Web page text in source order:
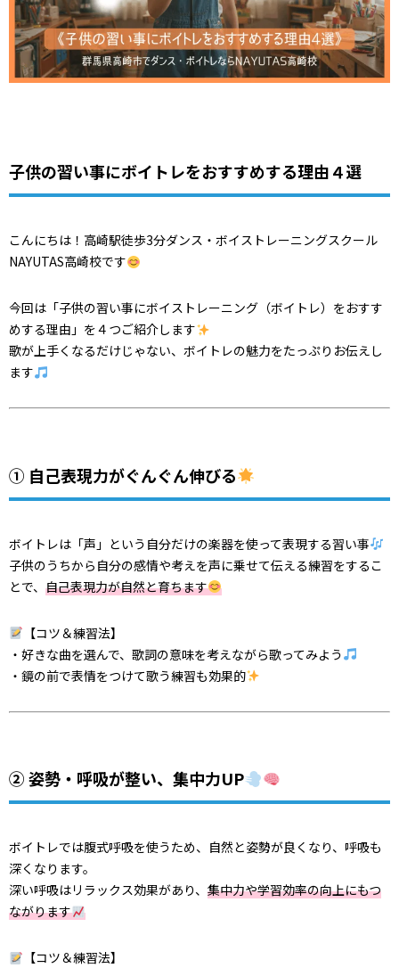
子供の習い事にボイトレをおすすめする理由４選
こんにちは！高崎駅徒歩3分ダンス・ボイストレーニングスクール
NAYUTAS高崎校です
今回は「子供の習い事にボイストレーニング（ボイトレ）をおすす
めする理由」を４つご紹介します
歌が上手くなるだけじゃない、ボイトレの魅力をたっぷりお伝えし
ます
① 自己表現力がぐんぐん伸びる
ボイトレは「声」という自分だけの楽器を使って表現する習い事
子供のうちから自分の感情や考えを声に乗せて伝える練習をするこ
とで、 自己表現力が自然と育ちます
【コツ＆練習法】
・好きな曲を選んで、歌詞の意味を考えながら歌ってみよう
・鏡の前で表情をつけて歌う練習も効果的
② 姿勢・呼吸が整い、集中力UP
ボイトレでは腹式呼吸を使うため、自然と姿勢が良くなり、呼吸も
深くなります。
深い呼吸はリラックス効果があり、 集中力や学習効率の向上にもつ
ながります
【コツ＆練習法】